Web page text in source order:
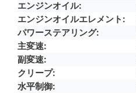
エンジンオイル
エンジンオイルエレメント
パワーステアリング
主変速
副変速
クリープ
水平制御